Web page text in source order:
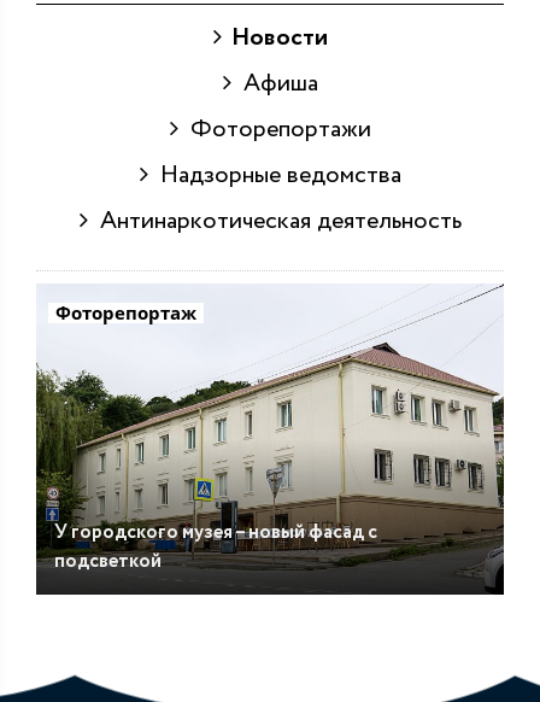
Новости
Афиша
Фоторепортажи
Надзорные ведомства
Антинаркотическая деятельность
Фоторепортаж
У городского музея – новый фасад с
подсветкой